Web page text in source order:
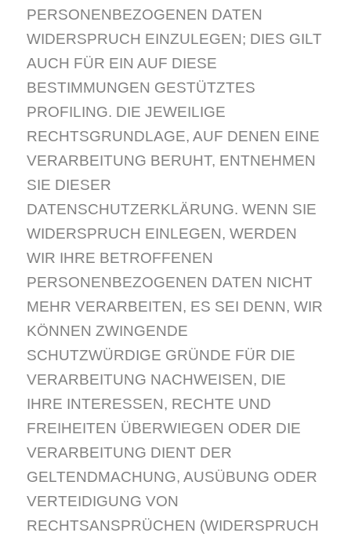
PERSONENBEZOGENEN DATEN
WIDERSPRUCH EINZULEGEN; DIES GILT
AUCH FÜR EIN AUF DIESE
BESTIMMUNGEN GESTÜTZTES
PROFILING. DIE JEWEILIGE
RECHTSGRUNDLAGE, AUF DENEN EINE
VERARBEITUNG BERUHT, ENTNEHMEN
SIE DIESER
DATENSCHUTZERKLÄRUNG. WENN SIE
WIDERSPRUCH EINLEGEN, WERDEN
WIR IHRE BETROFFENEN
PERSONENBEZOGENEN DATEN NICHT
MEHR VERARBEITEN, ES SEI DENN, WIR
KÖNNEN ZWINGENDE
SCHUTZWÜRDIGE GRÜNDE FÜR DIE
VERARBEITUNG NACHWEISEN, DIE
IHRE INTERESSEN, RECHTE UND
FREIHEITEN ÜBERWIEGEN ODER DIE
VERARBEITUNG DIENT DER
GELTENDMACHUNG, AUSÜBUNG ODER
VERTEIDIGUNG VON
RECHTSANSPRÜCHEN (WIDERSPRUCH